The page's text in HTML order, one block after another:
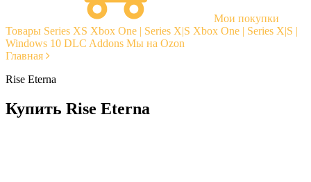
Мои покупки
Товары Series XS Xbox One | Series X|S Xbox One | Series X|S |
Windows 10 DLC Addons Мы на Ozon
Главная
Rise Eterna
Купить Rise Eterna